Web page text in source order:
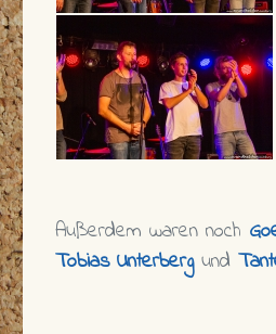
Außerdem waren noch
Tobias Unterbergund